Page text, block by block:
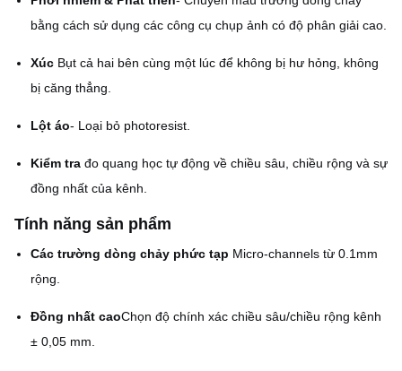
bằng cách sử dụng các công cụ chụp ảnh có độ phân giải cao.
Xúc ️ Bụt cả hai bên cùng một lúc để không bị hư hỏng, không
bị căng thẳng.
Lột áo- Loại bỏ photoresist.
Kiểm tra ️ đo quang học tự động về chiều sâu, chiều rộng và sự
đồng nhất của kênh.
Tính năng sản phẩm
Các trường dòng chảy phức tạp ️ Micro-channels từ 0.1mm
rộng.
Đồng nhất caoChọn độ chính xác chiều sâu/chiều rộng kênh
± 0,05 mm.